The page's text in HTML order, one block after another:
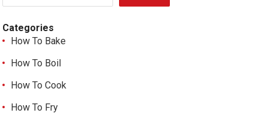
Categories
How To Bake
How To Boil
How To Cook
How To Fry